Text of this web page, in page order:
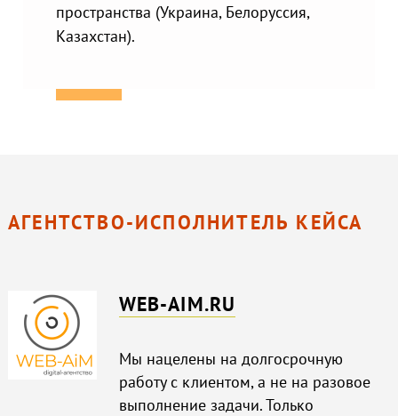
пространства (Украина, Белоруссия,
Казахстан).
АГЕНТСТВО-ИСПОЛНИТЕЛЬ КЕЙСА
WEB-AIM.RU
Мы нацелены на долгосрочную
работу с клиентом, а не на разовое
выполнение задачи. Только